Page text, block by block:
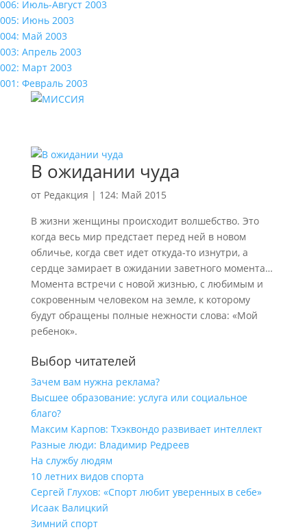
006: Июль-Август 2003
005: Июнь 2003
004: Май 2003
003: Апрель 2003
002: Март 2003
001: Февраль 2003
В ожидании чуда
от Редакция | 124: Май 2015
В жизни женщины происходит волшебство. Это
когда весь мир предстает перед ней в новом
обличье, когда свет идет откуда-то изнутри, а
сердце замирает в ожидании заветного момента…
Момента встречи с новой жизнью, с любимым и
сокровенным человеком на земле, к которому
будут обращены полные нежности слова: «Мой
ребенок».
Выбор читателей
Зачем вам нужна реклама?
Высшее образование: услуга или социальное
благо?
Максим Карпов: Тхэквондо развивает интеллект
Разные люди: Владимир Редреев
На службу людям
10 летних видов спорта
Сергей Глухов: «Спорт любит уверенных в себе»
Исаак Валицкий
Зимний спорт